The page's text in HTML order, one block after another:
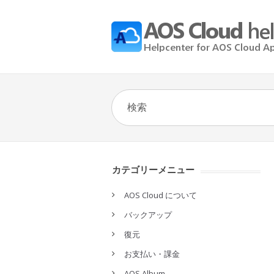
カテゴリーメニュー
AOS Cloud について
バックアップ
復元
お支払い・課金